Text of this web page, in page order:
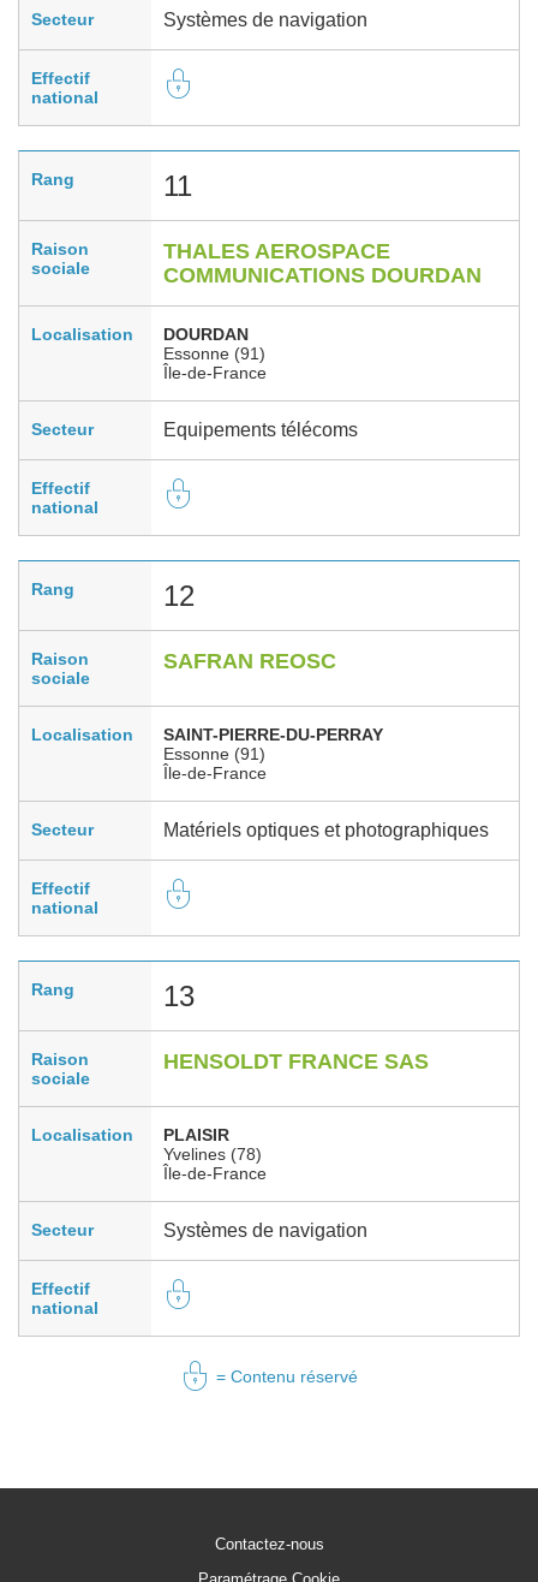
Secteur Systèmes de navigation
Effectif
national
Rang 11
Raison
sociale
THALES AEROSPACE
COMMUNICATIONS DOURDAN
Localisation
DOURDAN
Essonne (91)
Île-de-France
Secteur Equipements télécoms
Effectif
national
Rang 12
Raison
sociale
SAFRAN REOSC
Localisation
SAINT-PIERRE-DU-PERRAY
Essonne (91)
Île-de-France
Secteur Matériels optiques et photographiques
Effectif
national
Rang 13
Raison
sociale
HENSOLDT FRANCE SAS
Localisation
PLAISIR
Yvelines (78)
Île-de-France
Secteur Systèmes de navigation
Effectif
national
= Contenu réservé
Contactez-nous